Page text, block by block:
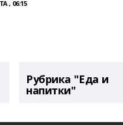
, 06:15
Рубрика "Еда и
напитки"